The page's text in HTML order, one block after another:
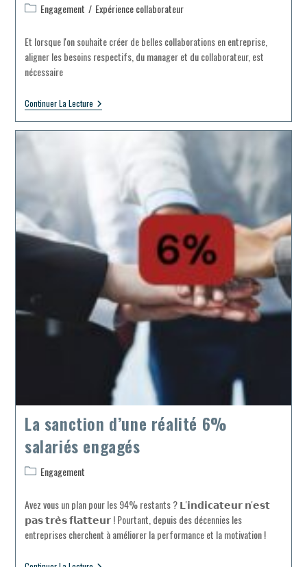
Post Engagement / Expérience collaborateur
Et lorsque l'on souhaite créer de belles collaborations en entreprise,
aligner les besoins respectifs, du manager et du collaborateur, est
nécessaire
Continuer La Lecture𝗟𝗲𝘀
𝘀𝗶𝗹𝗼𝘀
𝗰𝗼𝘂̂𝘁𝗲𝗻𝘁
𝗰𝗹𝗶𝗲𝗻𝘁𝘀
La sanction d’une réalité 6%
salariés engagés
Post Engagement
Avez vous un plan pour les 94% restants ? 𝗟'𝗶𝗻𝗱𝗶𝗰𝗮𝘁𝗲𝘂𝗿 𝗻'𝗲𝘀𝘁
𝗽𝗮𝘀 𝘁𝗿𝗲̀𝘀 𝗳𝗹𝗮𝘁𝘁𝗲𝘂𝗿 ! Pourtant, depuis des décennies les
entreprises cherchent à améliorer la performance et la motivation !